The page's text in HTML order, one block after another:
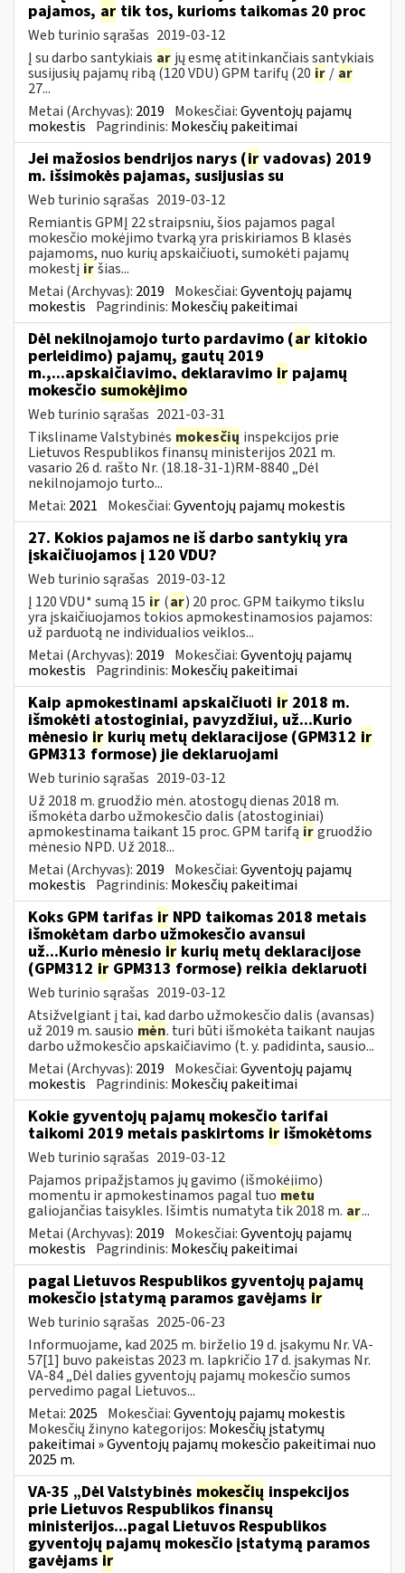
pajamos, ar tik tos, kurioms taikomas 20 proc
Web turinio sąrašas 2019-03-12
Į su darbo santykiais ar jų esmę atitinkančiais santykiais
susijusių pajamų ribą (120 VDU) GPM tarifų (20 ir / ar
27...
Metai (Archyvas): 2019 Mokesčiai:Gyventojų pajamų
mokestis Pagrindinis: Mokesčių pakeitimai
Jei mažosios bendrijos narys (ir vadovas) 2019
m. išsimokės pajamas, susijusias su
Web turinio sąrašas 2019-03-12
Remiantis GPMĮ 22 straipsniu, šios pajamos pagal
mokesčio mokėjimo tvarką yra priskiriamos B klasės
pajamoms, nuo kurių apskaičiuoti, sumokėti pajamų
mokestį iršias...
Metai (Archyvas): 2019 Mokesčiai:Gyventojų pajamų
mokestis Pagrindinis: Mokesčių pakeitimai
Dėl nekilnojamojo turto pardavimo (ar kitokio
perleidimo) pajamų, gautų 2019
m.,...apskaičiavimo, deklaravimo ir pajamų
mokesčio sumokėjimo
Web turinio sąrašas 2021-03-31
Tiksliname Valstybinės mokesčių inspekcijos prie
Lietuvos Respublikos finansų ministerijos 2021 m.
vasario 26 d. rašto Nr. (18.18-31-1)RM-8840 „Dėl
nekilnojamojo turto...
Metai: 2021 Mokesčiai:Gyventojų pajamų mokestis
27. Kokios pajamos ne iš darbo santykių yra
įskaičiuojamos į 120 VDU?
Web turinio sąrašas 2019-03-12
Į 120 VDU* sumą 15 ir (ar) 20 proc. GPM taikymo tikslu
yra įskaičiuojamos tokios apmokestinamosios pajamos:
už parduotą ne individualios veiklos...
Metai (Archyvas): 2019 Mokesčiai:Gyventojų pajamų
mokestis Pagrindinis: Mokesčių pakeitimai
Kaip apmokestinami apskaičiuoti ir 2018 m.
išmokėti atostoginiai, pavyzdžiui, už...Kurio
mėnesio ir kurių metų deklaracijose (GPM312 ir
GPM313 formose) jie deklaruojami
Web turinio sąrašas 2019-03-12
Už 2018 m. gruodžio mėn. atostogų dienas 2018 m.
išmokėta darbo užmokesčio dalis (atostoginiai)
apmokestinama taikant 15 proc. GPM tarifą irgruodžio
mėnesio NPD. Už 2018...
Metai (Archyvas): 2019 Mokesčiai:Gyventojų pajamų
mokestis Pagrindinis: Mokesčių pakeitimai
Koks GPM tarifas ir NPD taikomas 2018 metais
išmokėtam darbo užmokesčio avansui
už...Kurio mėnesio ir kurių metų deklaracijose
(GPM312 ir GPM313 formose) reikia deklaruoti
Web turinio sąrašas 2019-03-12
Atsižvelgiant į tai, kad darbo užmokesčio dalis (avansas)
už 2019 m. sausio mėn. turi būti išmokėta taikant naujas
darbo užmokesčio apskaičiavimo (t. y. padidinta, sausio...
Metai (Archyvas): 2019 Mokesčiai:Gyventojų pajamų
mokestis Pagrindinis: Mokesčių pakeitimai
Kokie gyventojų pajamų mokesčio tarifai
taikomi 2019 metais paskirtoms ir išmokėtoms
Web turinio sąrašas 2019-03-12
Pajamos pripažįstamos jų gavimo (išmokėjimo)
momentu ir apmokestinamos pagal tuo metu
galiojančias taisykles. Išimtis numatyta tik 2018 m. ar...
Metai (Archyvas): 2019 Mokesčiai:Gyventojų pajamų
mokestis Pagrindinis: Mokesčių pakeitimai
pagal Lietuvos Respublikos gyventojų pajamų
mokesčio įstatymą paramos gavėjams ir
Web turinio sąrašas 2025-06-23
Informuojame, kad 2025 m. birželio 19 d. įsakymu Nr. VA-
57[1] buvo pakeistas 2023 m. lapkričio 17 d. įsakymas Nr.
VA-84 „Dėl dalies gyventojų pajamų mokesčio sumos
pervedimo pagal Lietuvos...
Metai: 2025 Mokesčiai:Gyventojų pajamų mokestis
Mokesčių žinyno kategorijos: Mokesčių įstatymų
pakeitimai » Gyventojų pajamų mokesčio pakeitimai nuo
2025 m.
VA-35 „Dėl Valstybinės mokesčių inspekcijos
prie Lietuvos Respublikos finansų
ministerijos...pagal Lietuvos Respublikos
gyventojų pajamų mokesčio įstatymą paramos
gavėjams ir